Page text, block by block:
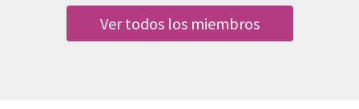
Ver todos los miembros